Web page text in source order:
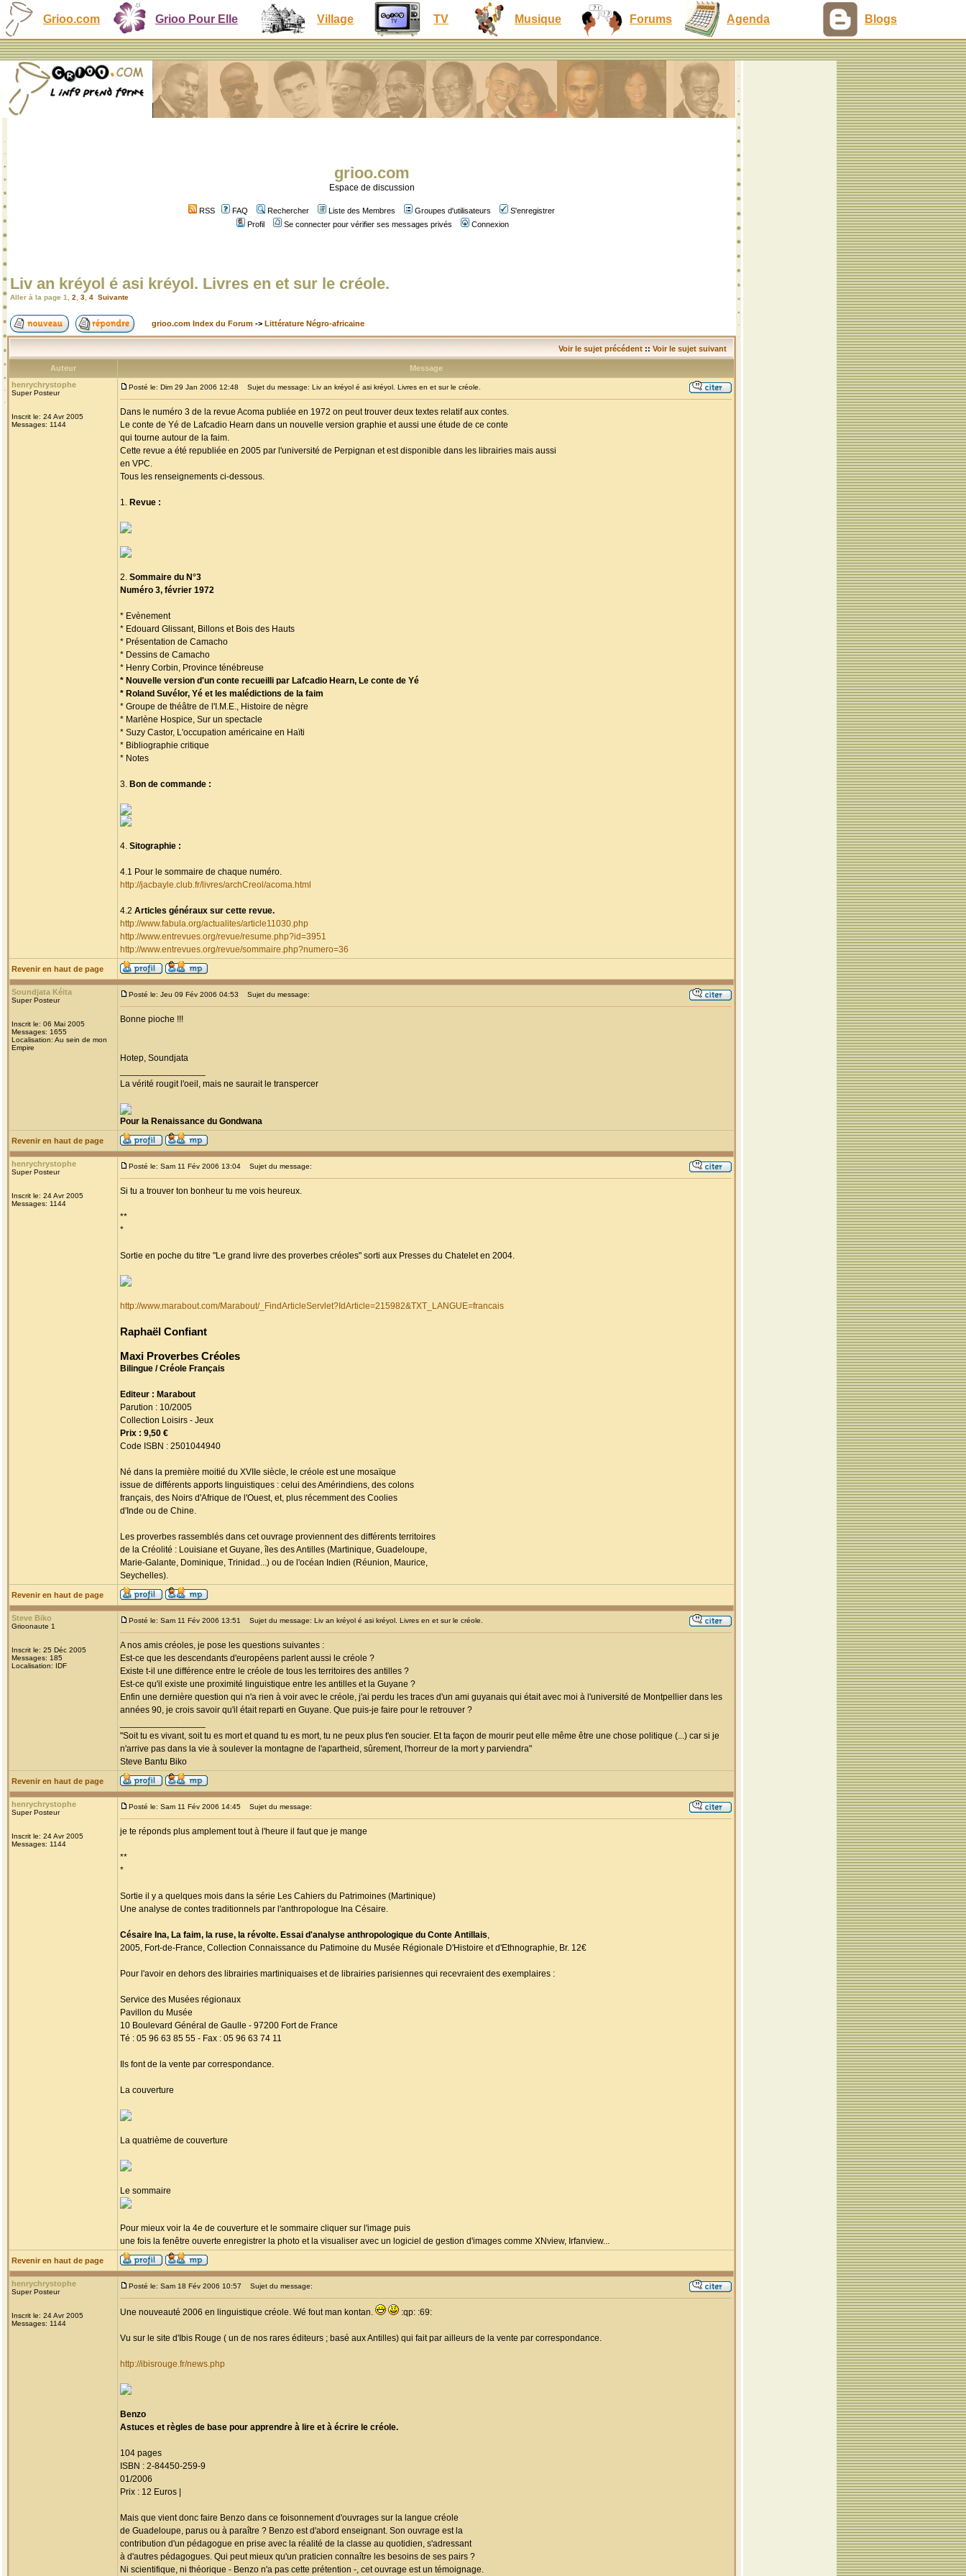
Grioo.com Grioo Pour Elle Village TV Musique Forums Agenda Blogs
grioo.com
Espace de discussion
RSS FAQ Rechercher Liste des Membres Groupes d'utilisateurs
S'enregistrer
Profil
Se connecter pour vérifier ses messages privés Connexion
Liv an kréyol é asi kréyol. Livres en et sur le créole.
Aller à la page 1 2 3 4 Suivante
grioo.com Index du Forum -> Littérature Négro-africaine
Voir le sujet précédent :: Voir le sujet suivant
Auteur
Message
henrychrystophe
Super Posteur
Inscrit le: 24 Avr 2005
Messages: 1144
Posté le: Dim 29 Jan 2006 12:48 Sujet du message: Liv an kréyol é asi kréyol. Livres en et sur le créole.
Dans le numéro 3 de la revue Acoma publiée en 1972 on peut trouver deux textes relatif aux contes.
Le conte de Yé de Lafcadio Hearn dans un nouvelle version graphie et aussi une étude de ce conte
qui tourne autour de la faim.
Cette revue a été republiée en 2005 par l'université de Perpignan et est disponible dans les librairies mais aussi
en VPC.
Tous les renseignements ci-dessous.
1. Revue :
2. Sommaire du N°3
Numéro 3, février 1972
* Evènement
* Edouard Glissant, Billons et Bois des Hauts
* Présentation de Camacho
* Dessins de Camacho
* Henry Corbin, Province ténébreuse
* Nouvelle version d'un conte recueilli par Lafcadio Hearn, Le conte de Yé
* Roland Suvélor, Yé et les malédictions de la faim
* Groupe de théâtre de l'I.M.E., Histoire de nègre
* Marlène Hospice, Sur un spectacle
* Suzy Castor, L'occupation américaine en Haïti
* Bibliographie critique
* Notes
3. Bon de commande :
4. Sitographie :
4.1 Pour le sommaire de chaque numéro.
http://jacbayle.club.fr/livres/archCreol/acoma.html
4.2 Articles généraux sur cette revue.
http://www.fabula.org/actualites/article11030.php
http://www.entrevues.org/revue/resume.php?id=3951
http://www.entrevues.org/revue/sommaire.php?numero=36
Revenir en haut de page
Soundjata Kéita
Super Posteur
Inscrit le: 06 Mai 2005
Messages: 1655
Localisation: Au sein de mon
Empire
Posté le: Jeu 09 Fév 2006 04:53 Sujet du message:
Bonne pioche !!!
Hotep, Soundjata
La vérité rougit l'oeil, mais ne saurait le transpercer
Pour la Renaissance du Gondwana
Revenir en haut de page
henrychrystophe
Super Posteur
Inscrit le: 24 Avr 2005
Messages: 1144
Posté le: Sam 11 Fév 2006 13:04 Sujet du message:
Si tu a trouver ton bonheur tu me vois heureux.
**
*
Sortie en poche du titre "Le grand livre des proverbes créoles" sorti aux Presses du Chatelet en 2004.
http://www.marabout.com/Marabout/_FindArticleServlet?IdArticle=215982&TXT_LANGUE=francais
Raphaël Confiant
Maxi Proverbes Créoles
Bilingue / Créole Français
Editeur : Marabout
Parution : 10/2005
Collection Loisirs - Jeux
Prix : 9,50 €
Code ISBN : 2501044940
Né dans la première moitié du XVIIe siècle, le créole est une mosaïque
issue de différents apports linguistiques : celui des Amérindiens, des colons
français, des Noirs d'Afrique de l'Ouest, et, plus récemment des Coolies
d'Inde ou de Chine.
Les proverbes rassemblés dans cet ouvrage proviennent des différents territoires
de la Créolité : Louisiane et Guyane, îles des Antilles (Martinique, Guadeloupe,
Marie-Galante, Dominique, Trinidad...) ou de l'océan Indien (Réunion, Maurice,
Seychelles).
Revenir en haut de page
Steve Biko
Grioonaute 1
Inscrit le: 25 Déc 2005
Messages: 185
Localisation: IDF
Posté le: Sam 11 Fév 2006 13:51 Sujet du message: Liv an kréyol é asi kréyol. Livres en et sur le créole.
A nos amis créoles, je pose les questions suivantes :
Est-ce que les descendants d'européens parlent aussi le créole ?
Existe t-il une différence entre le créole de tous les territoires des antilles ?
Est-ce qu'il existe une proximité linguistique entre les antilles et la Guyane ?
Enfin une dernière question qui n'a rien à voir avec le créole, j'ai perdu les traces d'un ami guyanais qui était avec moi à l'université de Montpellier dans les
années 90, je crois savoir qu'il était reparti en Guyane. Que puis-je faire pour le retrouver ?
"Soit tu es vivant, soit tu es mort et quand tu es mort, tu ne peux plus t'en soucier. Et ta façon de mourir peut elle même être une chose politique (...) car si je
n'arrive pas dans la vie à soulever la montagne de l'apartheid, sûrement, l'horreur de la mort y parviendra"
Steve Bantu Biko
Revenir en haut de page
henrychrystophe
Super Posteur
Inscrit le: 24 Avr 2005
Messages: 1144
Posté le: Sam 11 Fév 2006 14:45 Sujet du message:
je te réponds plus amplement tout à l'heure il faut que je mange
**
*
Sortie il y a quelques mois dans la série Les Cahiers du Patrimoines (Martinique)
Une analyse de contes traditionnels par l'anthropologue Ina Césaire.
Césaire Ina, La faim, la ruse, la révolte. Essai d'analyse anthropologique du Conte Antillais,
2005, Fort-de-France, Collection Connaissance du Patimoine du Musée Régionale D'Histoire et d'Ethnographie, Br. 12€
Pour l'avoir en dehors des librairies martiniquaises et de librairies parisiennes qui recevraient des exemplaires :
Service des Musées régionaux
Pavillon du Musée
10 Boulevard Général de Gaulle - 97200 Fort de France
Té : 05 96 63 85 55 - Fax : 05 96 63 74 11
Ils font de la vente par correspondance.
La couverture
La quatrième de couverture
Le sommaire
Pour mieux voir la 4e de couverture et le sommaire cliquer sur l'image puis
une fois la fenêtre ouverte enregistrer la photo et la visualiser avec un logiciel de gestion d'images comme XNview, Irfanview...
Revenir en haut de page
henrychrystophe
Super Posteur
Inscrit le: 24 Avr 2005
Messages: 1144
Posté le: Sam 18 Fév 2006 10:57 Sujet du message:
Une nouveauté 2006 en linguistique créole. Wé fout man kontan. :qp: :69:
Vu sur le site d'Ibis Rouge ( un de nos rares éditeurs ; basé aux Antilles) qui fait par ailleurs de la vente par correspondance.
http://ibisrouge.fr/news.php
Benzo
Astuces et règles de base pour apprendre à lire et à écrire le créole.
104 pages
ISBN : 2-84450-259-9
01/2006
Prix : 12 Euros |
Mais que vient donc faire Benzo dans ce foisonnement d'ouvrages sur la langue créole
de Guadeloupe, parus ou à paraître ? Benzo est d'abord enseignant. Son ouvrage est la
contribution d'un pédagogue en prise avec la réalité de la classe au quotidien, s'adressant
à d'autres pédagogues. Qui peut mieux qu'un praticien connaître les besoins de ses pairs ?
Ni scientifique, ni théorique - Benzo n'a pas cette prétention -, cet ouvrage est un témoignage.